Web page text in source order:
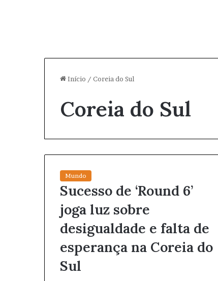
Início / Coreia do Sul
Coreia do Sul
Mundo
Sucesso de ‘Round 6’
joga luz sobre
desigualdade e falta de
esperança na Coreia do
Sul